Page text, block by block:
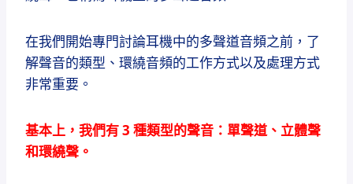
在我們開始專門討論耳機中的多聲道音頻之前，了
解聲音的類型、環繞音頻的工作方式以及處理方式
非常重要。
基本上，我們有 3 種類型的聲音：單聲道、立體聲
和環繞聲。